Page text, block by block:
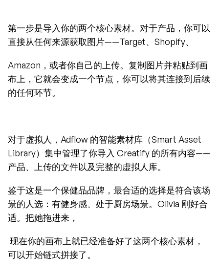
第一步是导入你的两个核心素材。对于产品，你可以
直接从任何来源获取图片——Target、Shopify、
Amazon，或者你自己的上传。复制图片并粘贴到画
布上，它就会变成一个节点，你可以将其连接到后续
的任何环节。
对于虚拟人，Adflow 的智能素材库（Smart Asset
Library）集中管理了你导入 Creatify 的所有内容——
产品、上传的文件以及完整的虚拟人库。
鉴于这是一个保健品品牌，最合适的选择是符合该场
景的人选：有健身感、处于厨房场景。Olivia 刚好合
适。把她拖进来，
现在你的画布上就已经准备好了这两个核心素材，
可以开始链式拼接了。